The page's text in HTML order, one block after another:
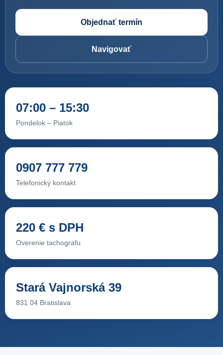
Objednať termín
Navigovať
07:00 – 15:30
Pondelok – Piatok
0907 777 779
Telefonický kontakt
220 € s DPH
Overenie tachografu
Stará Vajnorská 39
831 04 Bratislava